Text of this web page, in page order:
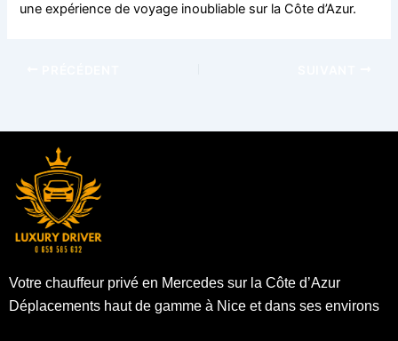
une expérience de voyage inoubliable sur la Côte d’Azur.
Votre chauffeur privé en Mercedes sur la Côte d’Azur
Déplacements haut de gamme à Nice et dans ses environs